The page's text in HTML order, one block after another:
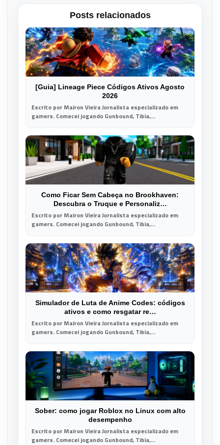
Posts relacionados
[Guia] Lineage Piece Códigos Ativos Agosto
2026
Escrito por Mairon Vieira Jornalista especializado em
gamers. Comecei jogando Gunbound, Tibia,...
Como Ficar Sem Cabeça no Brookhaven:
Descubra o Truque e Personaliz…
Escrito por Mairon Vieira Jornalista especializado em
gamers. Comecei jogando Gunbound, Tibia,...
Simulador de Luta de Anime Codes: códigos
ativos e como resgatar re…
Escrito por Mairon Vieira Jornalista especializado em
gamers. Comecei jogando Gunbound, Tibia,...
Sober: como jogar Roblox no Linux com alto
desempenho
Escrito por Mairon Vieira Jornalista especializado em
gamers. Comecei jogando Gunbound, Tibia,...